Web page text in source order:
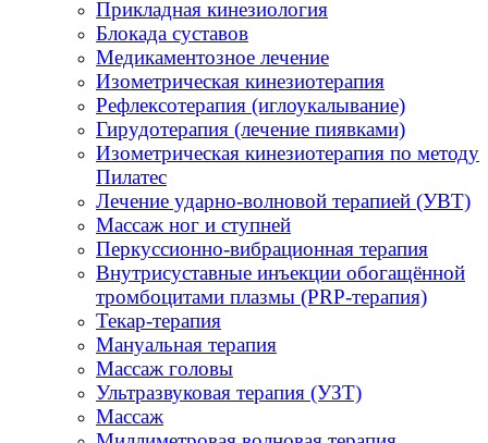
Прикладная кинезиология
Блокада суставов
Медикаментозное лечение
Изометрическая кинезиотерапия
Рефлексотерапия (иглоукалывание)
Гирудотерапия (лечение пиявками)
Изометрическая кинезиотерапия по методу
Пилатес
Лечение ударно-волновой терапией (УВТ)
Массаж ног и ступней
Перкуссионно-вибрационная терапия
Внутрисуставные инъекции обогащённой
тромбоцитами плазмы (PRP-терапия)
Текар-терапия
Мануальная терапия
Массаж головы
Ультразвуковая терапия (УЗТ)
Массаж